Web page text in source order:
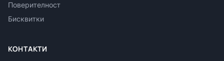
Поверителност
Бисквитки
КОНТАКТИ